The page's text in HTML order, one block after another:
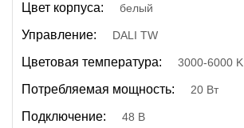
Цвет корпуса: белый
Управление: DALI TW
Цветовая температура: 3000-6000 K
Потребляемая мощность: 20 Вт
Подключение: 48 В